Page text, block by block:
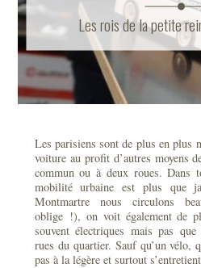
Les rois de la petite
Les parisiens sont de plus en plus
voiture au profit d’autres moyens
commun ou à deux roues. Dans
mobilité urbaine est plus que
Montmartre nous circulons
oblige !), on voit également de
souvent électriques mais pas
rues du quartier. Sauf qu’un vélo,
pas à la légère et surtout